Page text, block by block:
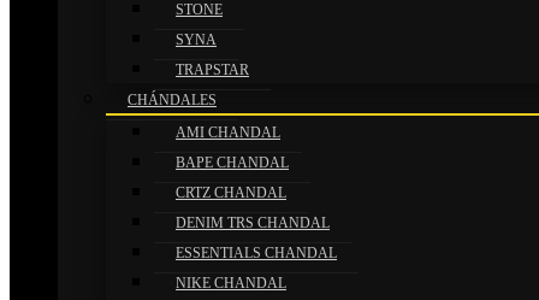
STONE
SYNA
TRAPSTAR
CHÁNDALES
AMI CHANDAL
BAPE CHANDAL
CRTZ CHANDAL
DENIM TRS CHANDAL
ESSENTIALS CHANDAL
NIKE CHANDAL